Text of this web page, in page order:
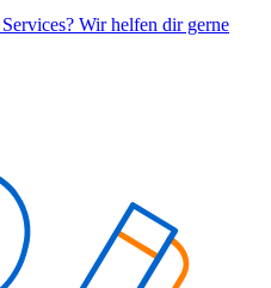
Wir helfen dir gerne